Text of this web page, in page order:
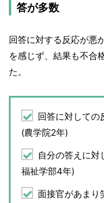
答が多数
回答に対する反応が悪
を感じず、結果も不合
た。
回答に対しての
(農学院2年)
自分の答えに対
福祉学部4年)
面接官があまり